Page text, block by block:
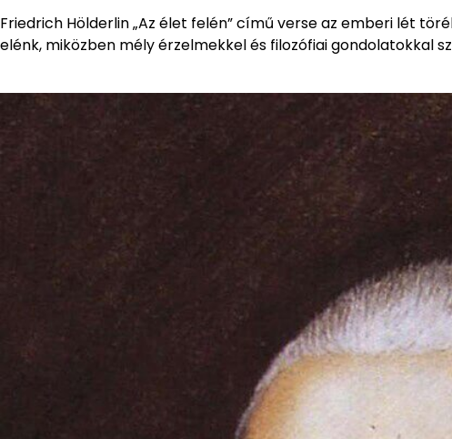
Friedrich Hölderlin „Az élet felén” című verse az emberi lét
elénk, miközben mély érzelmekkel és filozófiai gondolatokkal